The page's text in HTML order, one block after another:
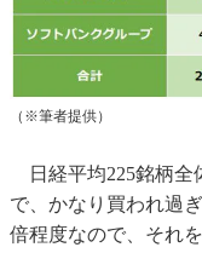
（※筆者提供）
日経平均225銘柄全
で、かなり買われ過
倍程度なので、それ